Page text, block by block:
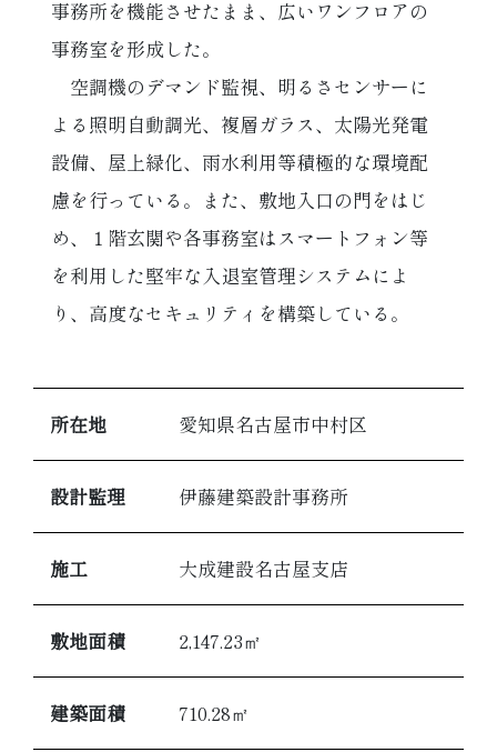
事務所を機能させたまま、広いワンフロアの
事務室を形成した。
空調機のデマンド監視、明るさセンサーに
よる照明自動調光、複層ガラス、太陽光発電
設備、屋上緑化、雨水利用等積極的な環境配
慮を行っている。また、敷地入口の門をはじ
め、１階玄関や各事務室はスマートフォン等
を利用した堅牢な入退室管理システムによ
り、高度なセキュリティを構築している。
所在地 愛知県名古屋市中村区
設計監理 伊藤建築設計事務所
施工 大成建設名古屋支店
敷地面積 2,147.23㎡
建築面積 710.28㎡